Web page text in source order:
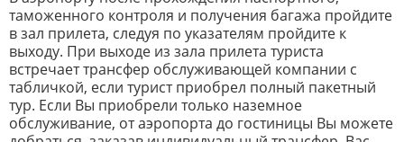
таможенного контроля и получения багажа пройдите
в зал прилета, следуя по указателям пройдите к
выходу. При выходе из зала прилета туриста
встречает трансфер обслуживающей компании с
табличкой, если турист приобрел полный пакетный
тур. Если Вы приобрели только наземное
обслуживание, от аэропорта до гостиницы Вы можете